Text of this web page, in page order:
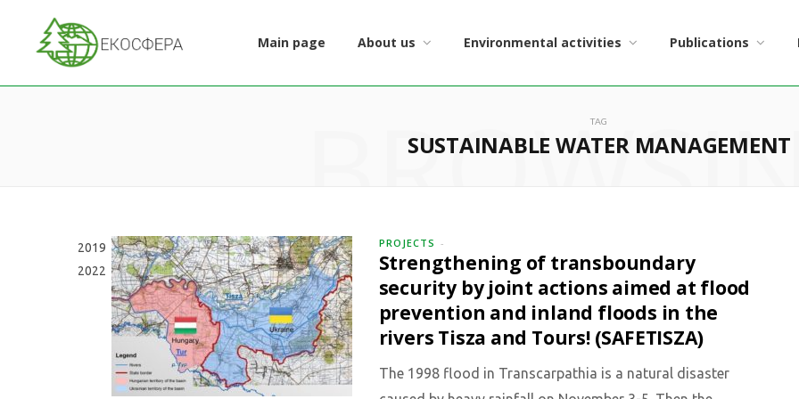
Main page About us Environmental activities Publications
TAG
SUSTAINABLE WATER MANAGEMENT
2019
2022
PROJECTS
Strengthening of transboundary
security by joint actions aimed at flood
prevention and inland floods in the
rivers Tisza and Tours! (SAFETISZA)
The 1998 flood in Transcarpathia is a natural disaster